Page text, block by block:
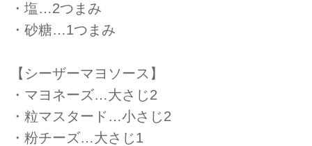
・塩…2つまみ
・砂糖…1つまみ
【シーザーマヨソース】
・マヨネーズ…大さじ2
・粒マスタード…小さじ2
・粉チーズ…大さじ1